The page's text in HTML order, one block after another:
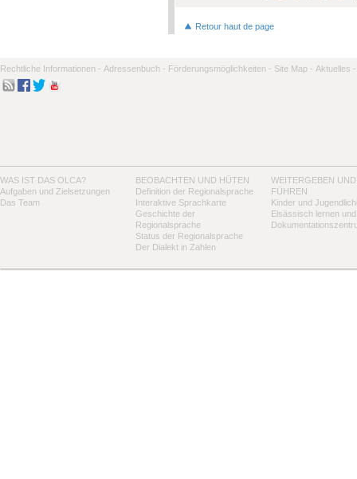
Retour haut de page
Rechtliche Informationen - Adressenbuch - Förderungsmöglichkeiten - Site Map - Aktuelles -
WAS IST DAS OLCA?
Aufgaben und Zielsetzungen
Das Team
BEOBACHTEN UND HÜTEN
Definition der Regionalsprache
Interaktive Sprachkarte
Geschichte der
Regionalsprache
Status der Regionalsprache
Der Dialekt in Zahlen
WEITERGEBEN UND
FÜHREN
Kinder und
Elsässisch lernen